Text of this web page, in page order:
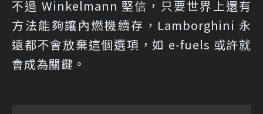
不過 Winkelmann 堅信，只要世界上還有
方法能夠讓內燃機續存，Lamborghini 永
遠都不會放棄這個選項，如 e-fuels 或許就
會成為關鍵。